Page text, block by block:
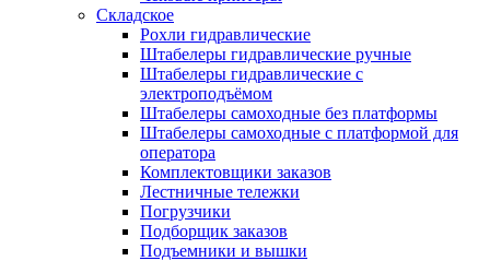
Складское
Рохли гидравлические
Штабелеры гидравлические ручные
Штабелеры гидравлические с
электроподъёмом
Штабелеры самоходные без платформы
Штабелеры самоходные с платформой для
оператора
Комплектовщики заказов
Лестничные тележки
Погрузчики
Подборщик заказов
Подъемники и вышки